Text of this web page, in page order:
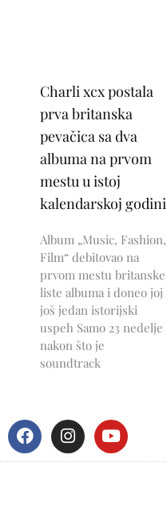
Charli xcx postala
prva britanska
pevačica sa dva
albuma na prvom
mestu u istoj
kalendarskoj godini
Album „Music, Fashion,
Film“ debitovao na
prvom mestu britanske
liste albuma i doneo joj
još jedan istorijski
uspeh Samo 23 nedelje
nakon što je
soundtrack